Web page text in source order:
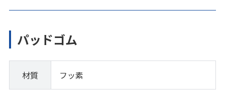
パッドゴム
材質 フッ素